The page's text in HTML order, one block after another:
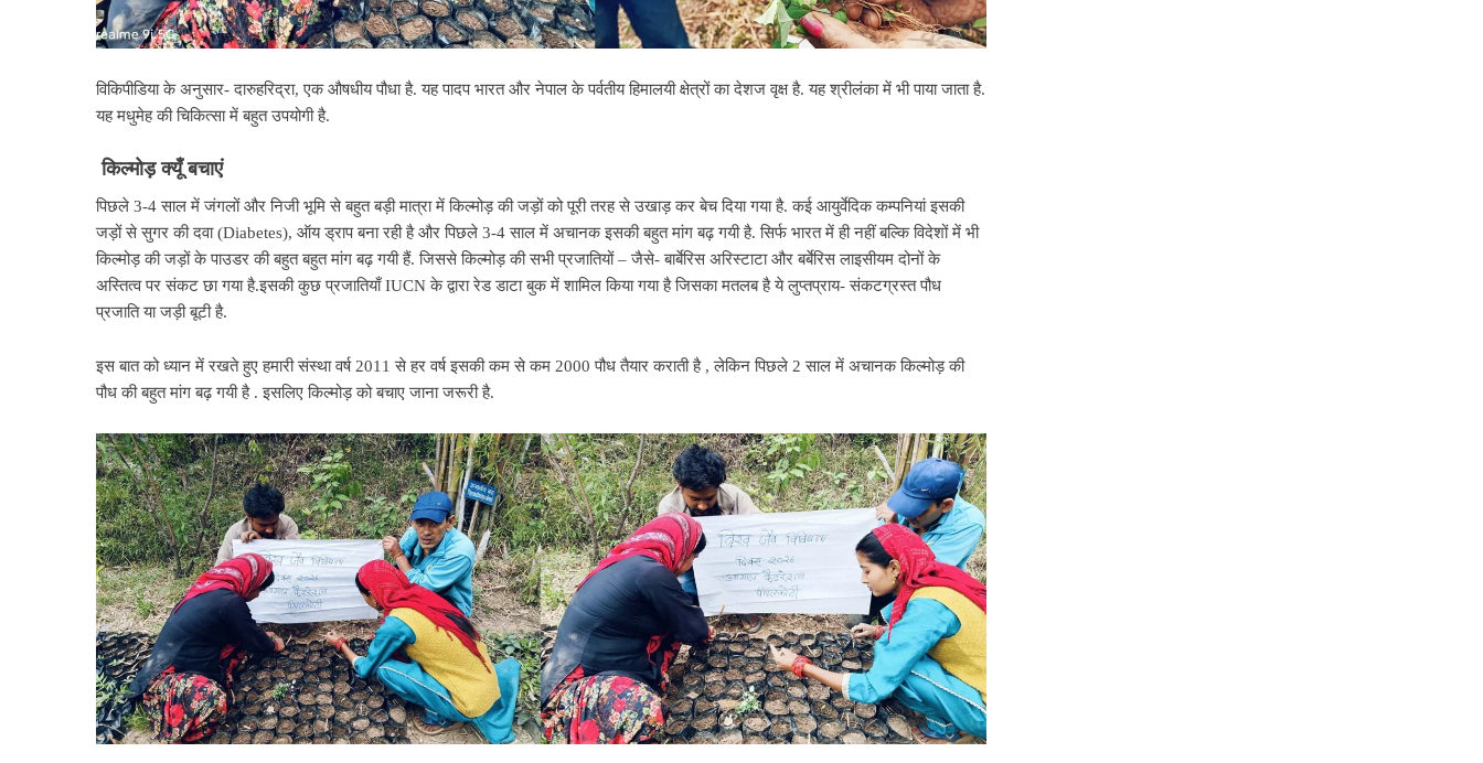
विकिपीडिया के अनुसार- दारुहरिद्रा, एक औषधीय पौधा है. यह पादप भारत और नेपाल के पर्वतीय हिमालयी क्षेत्रों का देशज वृक्ष है. यह श्रीलंका में भी पाया जाता है.
यह मधुमेह की चिकित्सा में बहुत उपयोगी है.
किल्मोड़क्यूँबचाएं
पिछले 3-4 साल में जंगलों और निजी भूमि से बहुत बड़ी मात्रा में किल्मोड़ की जड़ों को पूरी तरह से उखाड़ कर बेच दिया गया है. कई आयुर्वेदिक कम्पनियां इसकी
जड़ों से सुगर की दवा (Diabetes), ऑय ड्राप बना रही है और पिछले 3-4 साल में अचानक इसकी बहुत मांग बढ़ गयी है. सिर्फ भारत में ही नहीं बल्कि विदेशों में भी
किल्मोड़ की जड़ों के पाउडर की बहुत बहुत मांग बढ़ गयी हैं. जिससे किल्मोड़ की सभी प्रजातियों – जैसे- बार्बेरिस अरिस्टाटा और बर्बेरिस लाइसीयम दोनों के
अस्तित्व पर संकट छा गया है.इसकी कुछ प्रजातियाँ IUCN के द्वारा रेड डाटा बुक में शामिल किया गया है जिसका मतलब है ये लुप्तप्राय- संकटग्रस्त पौध
प्रजाति या जड़ी बूटी है.
इस बात को ध्यान में रखते हुए हमारी संस्था वर्ष 2011 से हर वर्ष इसकी कम से कम 2000 पौध तैयार कराती है , लेकिन पिछले 2 साल में अचानक किल्मोड़ की
पौध की बहुत मांग बढ़ गयी है . इसलिए किल्मोड़ को बचाए जाना जरूरी है.